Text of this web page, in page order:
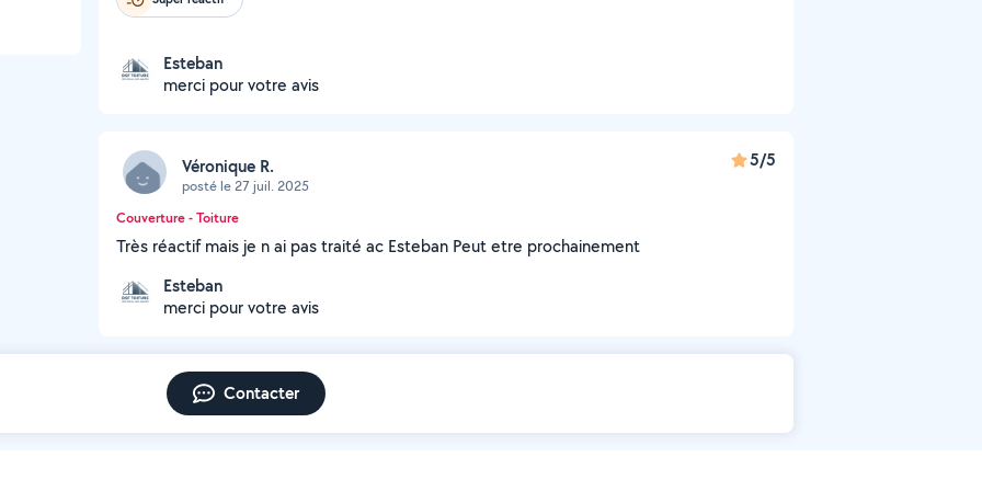
Esteban
merci pour votre avis
Véronique R.
posté le 27 juil. 2025
5/5
Couverture - Toiture
Très réactif mais je n ai pas traité ac Esteban Peut etre prochainement
Esteban
merci pour votre avis
Contacter